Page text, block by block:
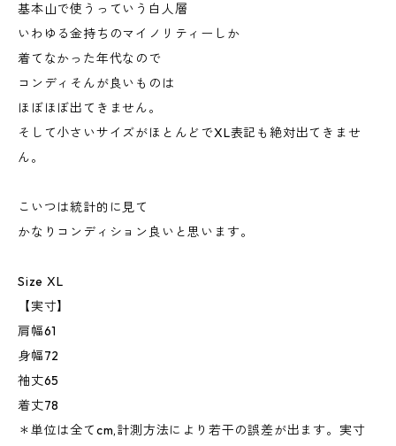
基本山で使うっていう白人層
いわゆる金持ちのマイノリティーしか
着てなかった年代なので
コンディそんが良いものは
ほぼほぼ出てきません。
そして小さいサイズがほとんどでXL表記も絶対出てきませ
ん。
こいつは統計的に見て
かなりコンディション良いと思います。
Size XL
【実寸】
肩幅61
身幅72
袖丈65
着丈78
＊単位は全てcm,計測方法により若干の誤差が出ます。実寸